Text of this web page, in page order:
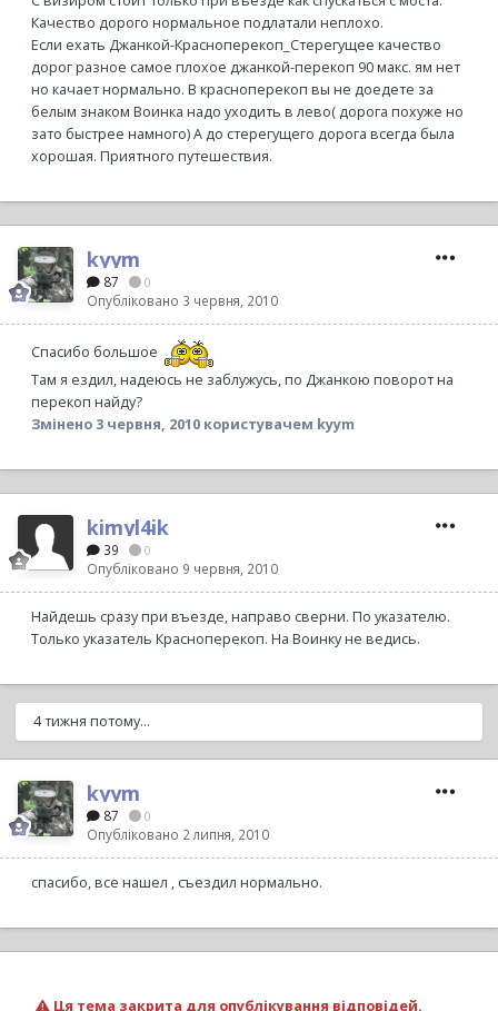
Качество дорого нормальное подлатали неплохо.
Если ехать Джанкой-Красноперекоп_Стерегущее качество
дорог разное самое плохое джанкой-перекоп 90 макс. ям нет
но качает нормально. В красноперекоп вы не доедете за
белым знаком Воинка надо уходить в лево( дорога похуже но
зато быстрее намного) А до стерегущего дорога всегда была
хорошая. Приятного путешествия.
kyym
87 0
Опубліковано 3 червня, 2010
Спасибо большое
Там я ездил, надеюсь не заблужусь, по Джанкою поворот на
перекоп найду?
Змінено 3 червня, 2010 користувачем kyym
kimyl4ik
39 0
Опубліковано 9 червня, 2010
Найдешь сразу при въезде, направо сверни. По указателю.
Только указатель Красноперекоп. На Воинку не ведись.
4 тижня потому...
kyym
87 0
Опубліковано 2 липня, 2010
спасибо, все нашел , съездил нормально.
Ця тема закрита для опублікування відповідей.